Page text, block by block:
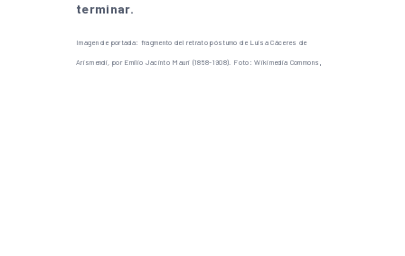
terminar.
Imagen de portada: fragmento del retrato póstumo de Luisa Cáceres de
Arismendi, por Emilio Jacinto Mauri (1858-1908). Foto: Wikimedia Commons .